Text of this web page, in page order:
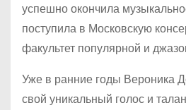
успешно окончила
поступила в Московскую
факультет популярной и
Уже в ранние годы Вероника
свой уникальный голос и